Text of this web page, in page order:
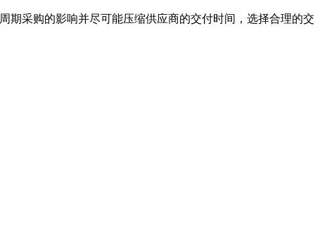
采购的影响并尽可能压缩供应商的交付时间，选择合理的交